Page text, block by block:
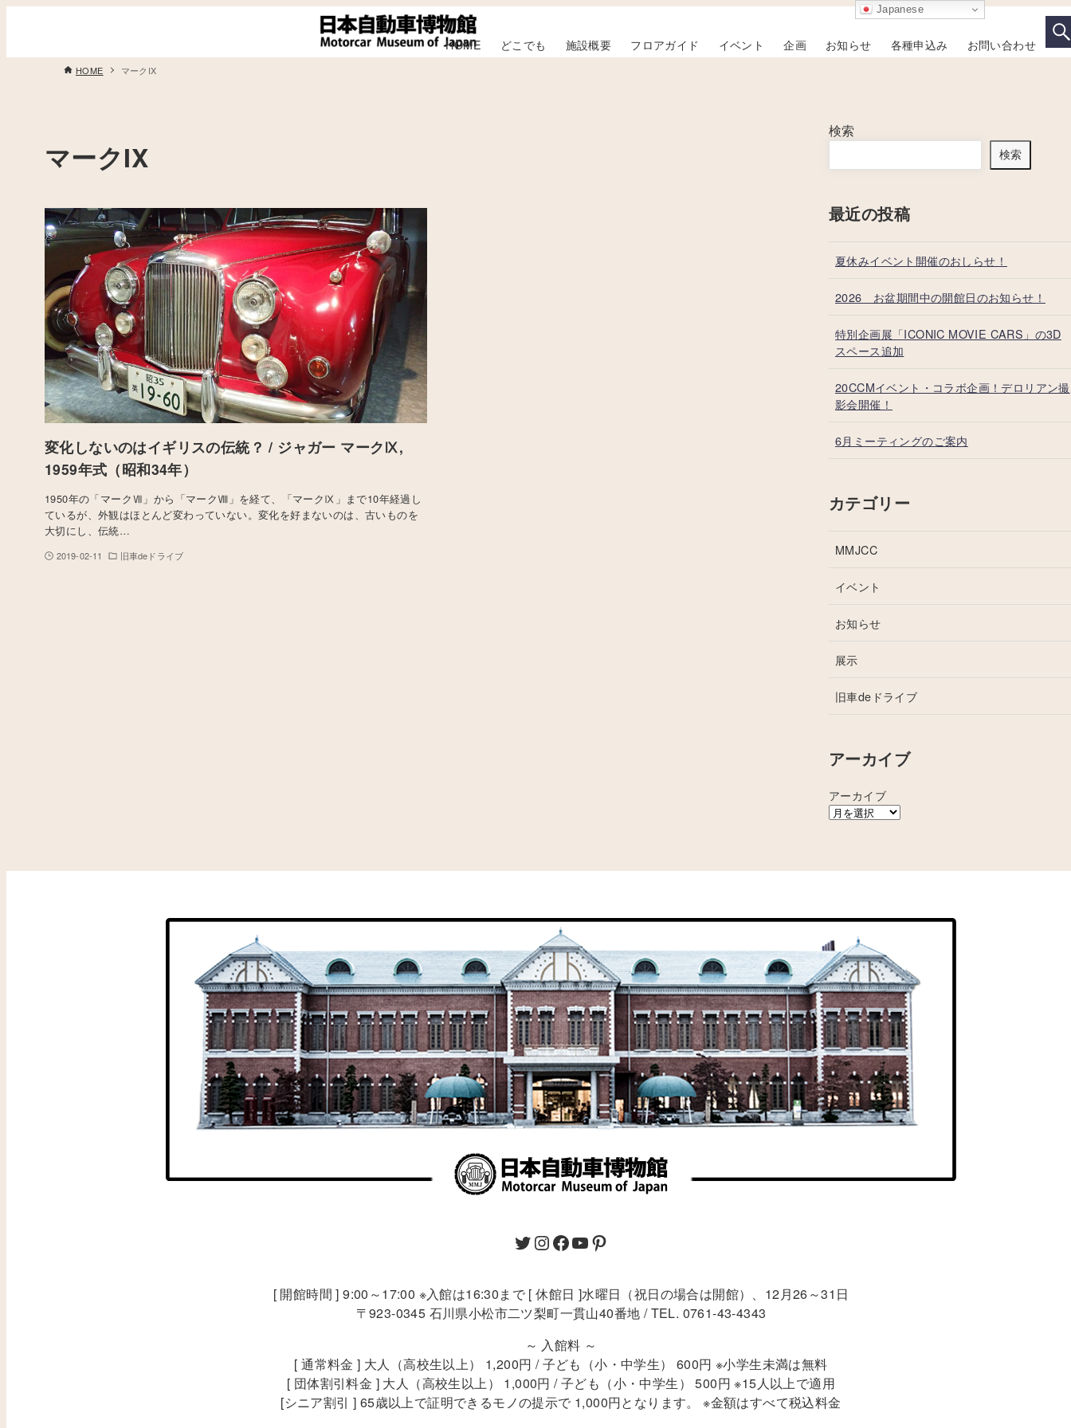
HOME どこでも 施設概要 フロアガイド イベント 企画 お知らせ 各種申込み お問い合わせ
HOME マークIX
マークIX
変化しないのはイギリスの伝統？ / ジャガー マークⅨ,
1959年式（昭和34年）
1950年の「マークⅦ」から「マークⅧ」を経て、「マークⅨ」まで10年経過し
ているが、外観はほとんど変わっていない。変化を好まないのは、古いものを
大切にし、伝統…
2019-02-11 旧車deドライブ
検索
検索
最近の投稿
夏休みイベント開催のおしらせ！
2026 お盆期間中の開館日のお知らせ！
特別企画展「ICONIC MOVIE CARS」の3D
スペース追加
20CCMイベント・コラボ企画！デロリアン撮
影会開催！
6月ミーティングのご案内
カテゴリー
MMJCC
イベント
お知らせ
展示
旧車deドライブ
アーカイブ
アーカイブ
[ 開館時間 ] 9:00～17:00 ※入館は16:30まで [ 休館日 ]水曜日（祝日の場合は開館）、12月26～31日
〒923-0345 石川県小松市二ツ梨町一貫山40番地 / TEL. 0761-43-4343
～ 入館料 ～
[ 通常料金 ] 大人（高校生以上） 1,200円 / 子ども（小・中学生） 600円 ※小学生未満は無料
[ 団体割引料金 ] 大人（高校生以上） 1,000円 / 子ども（小・中学生） 500円 ※15人以上で適用
[シニア割引 ] 65歳以上で証明できるモノの提示で 1,000円となります。 ※金額はすべて税込料金
Japanese